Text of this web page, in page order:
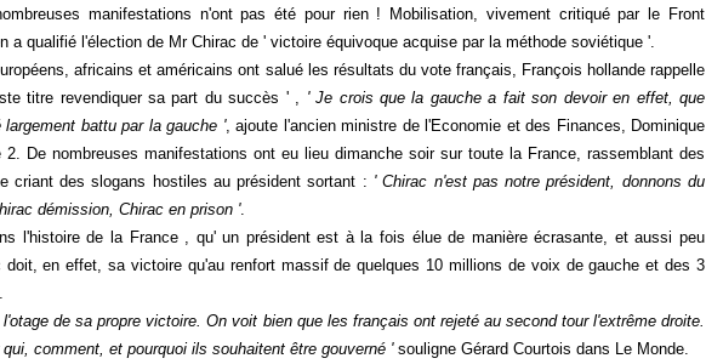
manifestations n'ont pas été pour rien ! Mobilisation, vivement critiqué par le Front
a qualifié l'élection de Mr Chirac de ' victoire équivoque acquise par la méthode soviétique '.
africains et américains ont salué les résultats du vote français, François hollande rappelle
titre revendiquer sa part du succès ' , ' Je crois que la gauche a fait son devoir en effet, que
battu par la gauche ', ajoute l'ancien ministre de l'Economie et des Finances, Dominique
De nombreuses manifestations ont eu lieu dimanche soir sur toute la France, rassemblant des
criant des slogans hostiles au président sortant : ' Chirac n'est pas notre président, donnons du
démission, Chirac en prison '.
l'histoire de la France , qu' un président est à la fois élue de manière écrasante, et aussi peu
doit, en effet, sa victoire qu'au renfort massif de quelques 10 millions de voix de gauche et des 3
de sa propre victoire. On voit bien que les français ont rejeté au second tour l'extrême droite.
comment, et pourquoi ils souhaitent être gouverné 'souligne Gérard Courtois dans Le Monde.